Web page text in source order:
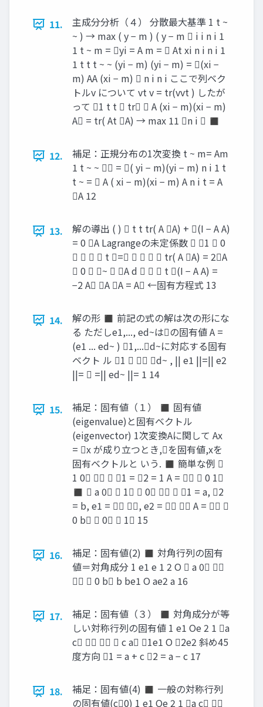
11.
主成分分析（４） 分散最大基準 1 t ~
~ ) → max ( y − m ) ( y − m  i i n i 1
1 t ~ m = yi = A m =  At xi n i n i 1
1 t t t ~ ~ (yi − m) (yi − m) = (xi −
m) AA (xi − m)  n i n i ここで列ベク
トルv について vt v = tr(vvt ) したが
って 1 t t  tr  A (xi − m)(xi − m)
A = tr( At A) → max 11 n i  ◼
12.
補足：正規分布の1次変換 t ~ m= Am
1 t ~ ~  = ( yi − m)(yi − m) n i 1 t
t ~ =  A ( xi − m)(xi − m) A n i t = A
A 12
13.
解の導出 ( )  t t tr( A A) + (I − A A)
= 0 A Lagrangeの未定係数  1  0
    t =     tr( A A) = 2A
 0  ~  A d    t (I − A A) =
−2 A A A = A ←固有方程式 13
14.
解の形 ◼ 前記の式の解は次の形にな
る ただしe1,..., ed~はの固有値 A =
(e1 ... ed~ ) 1,...d~に対応する固有
ベクト ル 1   d~ , || e1 ||=|| e2
||=  =|| ed~ ||= 1 14
15.
補足：固有値（１） ◼ 固有値
(eigenvalue)と固有ベクトル
(eigenvector) 1次変換Aに関して Ax
= x が成り立つとき,を固有値,xを
固有ベクトルと いう. ◼ 簡単な例 
1 0   1 = 2 = 1 A =   0 1
◼  a 0  1  0   1 = a, 2
= b, e1 =  , e2 =   A =  
0 b  0  1 15
16.
補足：固有値(2) ◼ 対角行列の固有
値＝対角成分 1 e1 e 1 2 O  a 0 
  0 b b be1 O ae2 a 16
17.
補足：固有値（３） ◼ 対角成分が等
しい対称行列の固有値 1 e1 Oe 2 1 a
c    c a 1e1 O 2e2 斜め45
度方向 1 = a + c 2 = a − c 17
18.
補足：固有値(4) ◼ 一般の対称行列
の固有値(c0) 1 e1 Oe 2 1 a c 